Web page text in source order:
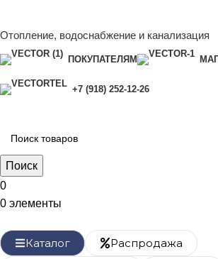
Отопление, водоснабжение и канализация
ПОКУПАТЕЛЯМ
+7 (918) 252-12-26
Поиск
0
0 элементы
Каталог
Распродажа